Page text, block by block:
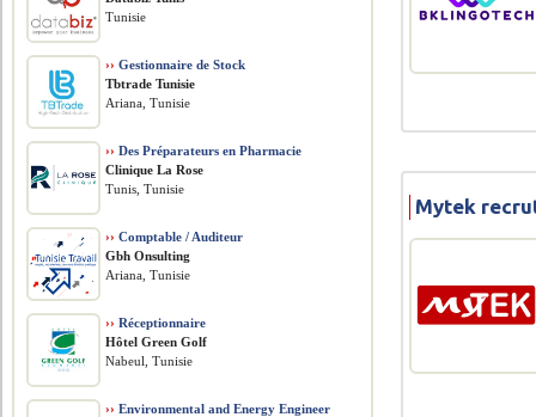
Mytek
Tunisie
›› Gestionnaire de Stock
Tbtrade Tunisie
Ariana, Tunisie
›› Des Préparateurs en Pharmacie
Clinique La Rose
Tunis, Tunisie
›› Comptable / Auditeur
Gbh Onsulting
Ariana, Tunisie
›› Réceptionnaire
Hôtel Green Golf
Nabeul, Tunisie
›› Environmental and Energy Engineer